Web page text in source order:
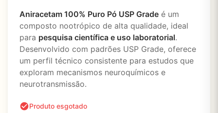
Aniracetam 100% Puro Pó USP Grade é um
composto nootrópico de alta qualidade, ideal
para pesquisa científica e uso laboratorial.
Desenvolvido com padrões USP Grade, oferece
um perfil técnico consistente para estudos que
exploram mecanismos neuroquímicos e
neurotransmissão.
Produto esgotado